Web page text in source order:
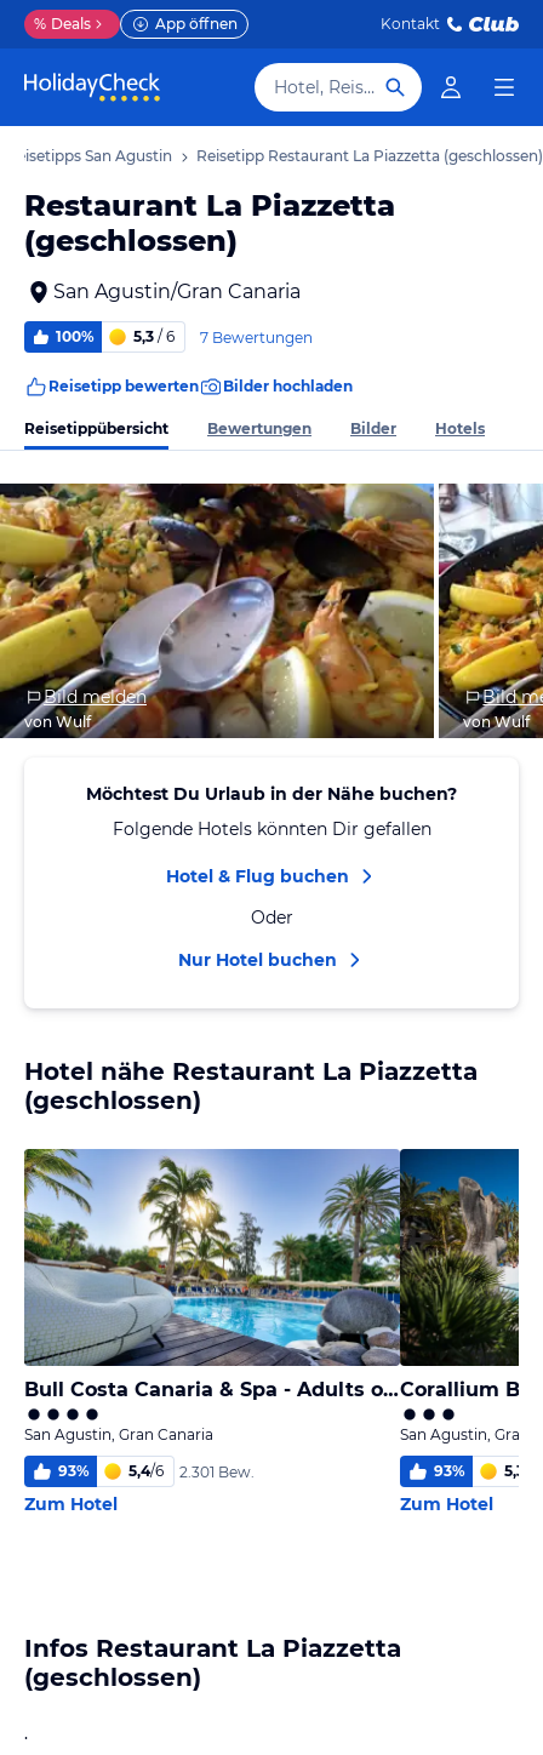
% Deals App öffnen Kontakt
Hotel, Reiseziel
Reisetipps San Agustin Reisetipp Restaurant La Piazzetta (geschlossen)
Restaurant La Piazzetta
(geschlossen)
San Agustin/Gran Canaria
100% 5,3 / 6 7 Bewertungen
Reisetipp bewerten Bilder hochladen
Reisetippübersicht Bewertungen Bilder Hotels
Bild melden
von Wulf
Bild
von Wulf
Möchtest Du Urlaub in der Nähe buchen?
Folgende Hotels könnten Dir gefallen
Hotel & Flug buchen
Oder
Nur Hotel buchen
Hotel nähe Restaurant La Piazzetta
(geschlossen)
Bull Costa Canaria & Spa - Adults only
San Agustin, Gran Canaria
93% 5,4/6 2.301 Bew.
Zum Hotel
San Agustin, Gran
93% 5,3
Zum Hotel
Infos Restaurant La Piazzetta
(geschlossen)
.